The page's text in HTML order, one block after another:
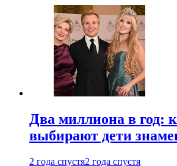
Два миллиона в год:
выбирают дети
2 года спустя2 года спустя